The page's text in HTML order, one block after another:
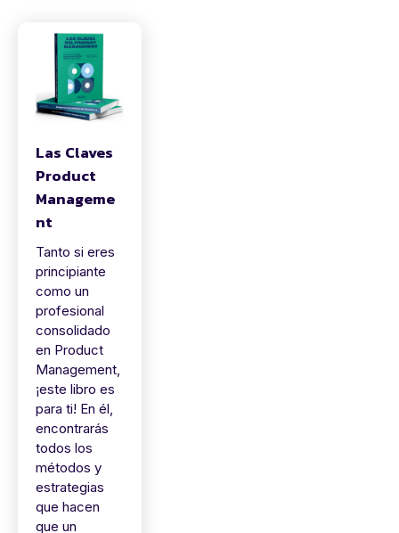
Las Claves
Product
Manageme
nt
Tanto si eres
principiante
como un
profesional
consolidado
en Product
Management,
¡este libro es
para ti! En él,
encontrarás
todos los
métodos y
estrategias
que hacen
que un